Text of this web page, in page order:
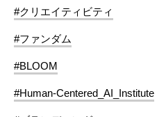
#クリエイティビティ
#ファンダム
#BLOOM
#Human-Centered_AI_Institute